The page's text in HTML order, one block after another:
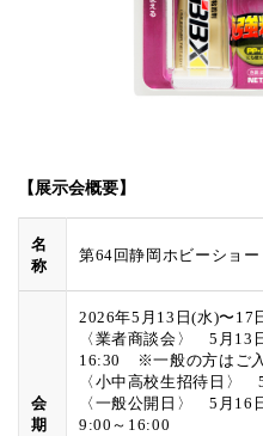
【展示会概要】
名
称
第64回静岡ホビーショー
会
期
2026年5月13日(水)〜17
〈業者商談会〉 5月13
16:30 ※一般の方はご
〈小中高校生招待日〉
〈一般公開日〉 5月16
9:00～16:00